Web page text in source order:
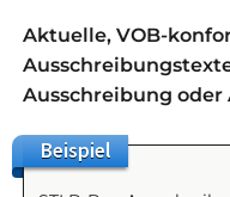
Aktuelle, VOB-
Ausschreibung
Beispiel